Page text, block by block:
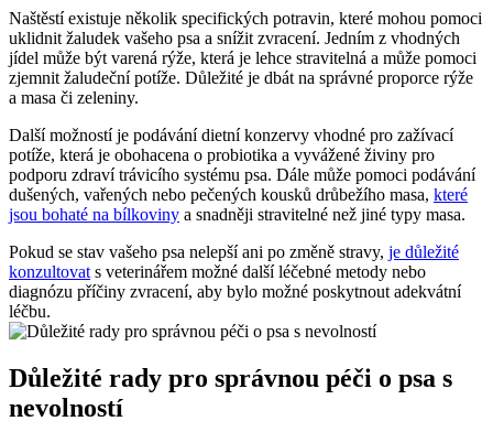
Naštěstí existuje několik specifických potravin, které mohou pomoci
uklidnit žaludek vašeho psa a snížit zvracení. Jedním z vhodných
jídel může být varená rýže, která je lehce stravitelná a může pomoci
zjemnit žaludeční potíže. Důležité je dbát na správné proporce rýže
a masa či zeleniny.
Další možností je podávání dietní konzervy vhodné pro zažívací
potíže, která je obohacena o probiotika a vyvážené živiny pro
podporu zdraví trávicího systému psa. Dále může pomoci podávání
dušených, vařených nebo pečených kousků drůbežího masa, které
jsou bohaté na bílkoviny a snadněji stravitelné než jiné typy masa.
Pokud se stav vašeho psa nelepší ani po změně stravy, je důležité
konzultovat s veterinářem možné další léčebné metody nebo
diagnózu příčiny zvracení, aby bylo možné poskytnout adekvátní
léčbu.
Důležité rady pro správnou péči o psa s
nevolností